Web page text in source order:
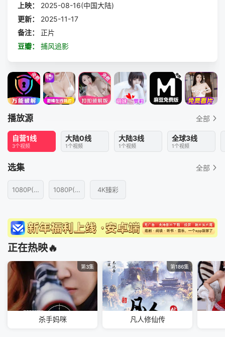
上映：
2025-08-16(中国大陆)
更新：
2025-11-17
备注：
正片
豆瓣：
捕风追影
播放源 全部
自营1线
3个视频
大陆0线
1个视频
大陆3线
1个视频
全球3线
1个视频
选集 全部
1080P(国语) 1080P(粤语) 4K臻彩
正在热映🔥
第3集
杀手妈咪
第186集
凡人修仙传